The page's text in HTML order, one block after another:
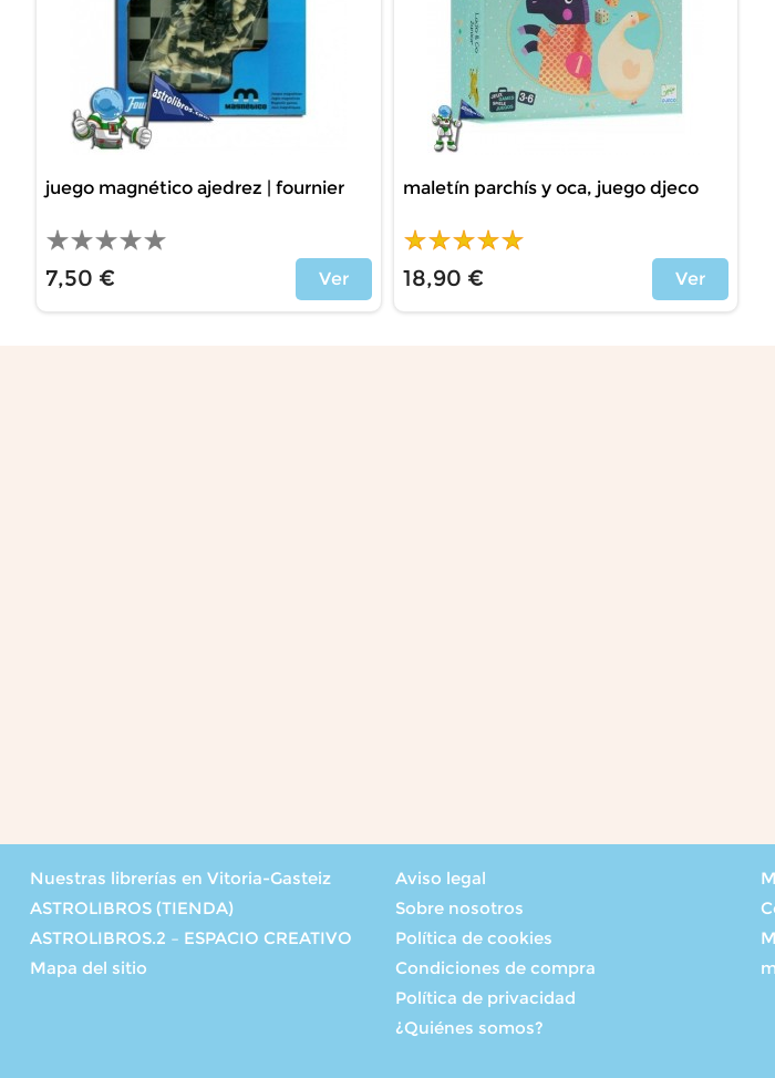
juego magnético ajedrez | fournier
7,50 € Ver
maletín parchís y oca, juego djeco
18,90 € Ver
Nuestras librerías en Vitoria-Gasteiz
ASTROLIBROS (TIENDA)
ASTROLIBROS.2 – ESPACIO CREATIVO
Mapa del sitio
Aviso legal
Sobre nosotros
Política de cookies
Condiciones de compra
Política de privacidad
¿Quiénes somos?